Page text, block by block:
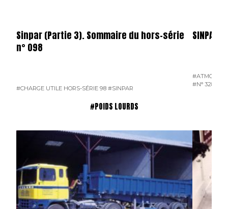
Sinpar (Partie 3). Sommaire du hors-série
n° 098
#CHARGE UTILE HORS-SÉRIE 98 #SINPAR
SINPAR
#N° 328
#POIDS LOURDS